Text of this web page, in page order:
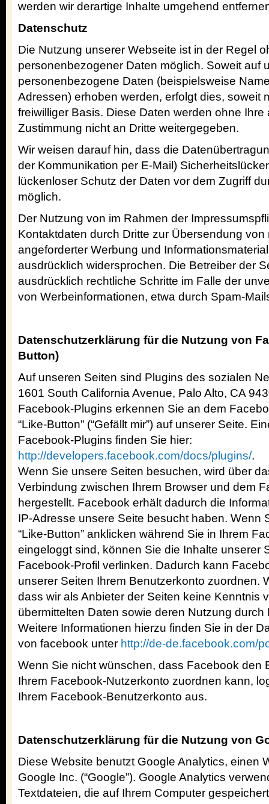
werden wir derartige Inhalte umgehend
Datenschutz
Die Nutzung unserer Webseite ist in der Regel
personenbezogener Daten möglich. Soweit auf
personenbezogene Daten (beispielsweise
Adressen) erhoben werden, erfolgt dies, soweit
freiwilliger Basis. Diese Daten werden ohne Ihre
Zustimmung nicht an Dritte weitergegeben.
Wir weisen darauf hin, dass die
der Kommunikation per E-Mail)
lückenloser Schutz der Daten vor dem Zugriff
möglich.
Der Nutzung von im Rahmen der
Kontaktdaten durch Dritte zur Übersendung
angeforderter Werbung und
ausdrücklich widersprochen. Die Betreiber der
ausdrücklich rechtliche Schritte im Falle der
von Werbeinformationen, etwa durch Spam-
Datenschutzerklärung für die Nutzung von
Button)
Auf unseren Seiten sind Plugins des sozialen
1601 South California Avenue, Palo Alto, CA
Facebook-Plugins erkennen Sie an dem
“Like-Button” (“Gefällt mir”) auf unserer Seite.
Facebook-Plugins finden Sie hier:
http://developers.facebook.com/docs/plugins/.
Wenn Sie unsere Seiten besuchen, wird über
Verbindung zwischen Ihrem Browser und dem
hergestellt. Facebook erhält dadurch die
IP-Adresse unsere Seite besucht haben. Wenn
“Like-Button” anklicken während Sie in Ihrem
eingeloggt sind, können Sie die Inhalte unserer
Facebook-Profil verlinken. Dadurch kann
unserer Seiten Ihrem Benutzerkonto zuordnen.
dass wir als Anbieter der Seiten keine Kenntnis
übermittelten Daten sowie deren Nutzung
Weitere Informationen hierzu finden Sie in der
von facebook unter http://de-de.facebook.com/
Wenn Sie nicht wünschen, dass Facebook den
Ihrem Facebook-Nutzerkonto zuordnen kann,
Ihrem Facebook-Benutzerkonto aus.
Datenschutzerklärung für die Nutzung von
Diese Website benutzt Google Analytics, einen
Google Inc. (“Google”). Google Analytics
Textdateien, die auf Ihrem Computer